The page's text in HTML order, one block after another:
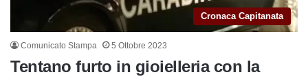
Cronaca Capitanata
Comunicato Stampa 5 Ottobre 2023
Tentano furto in gioielleria con la